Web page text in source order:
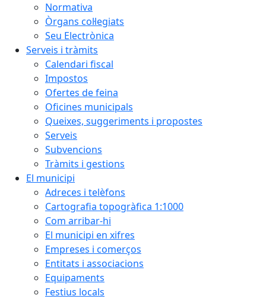
Normativa
Òrgans col·legiats
Seu Electrònica
Serveis i tràmits
Calendari fiscal
Impostos
Ofertes de feina
Oficines municipals
Queixes, suggeriments i propostes
Serveis
Subvencions
Tràmits i gestions
El municipi
Adreces i telèfons
Cartografia topogràfica 1:1000
Com arribar-hi
El municipi en xifres
Empreses i comerços
Entitats i associacions
Equipaments
Festius locals